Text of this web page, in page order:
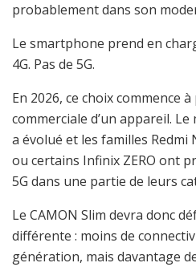
probablement dans son
Le smartphone prend en
4G. Pas de 5G.
En 2026, ce choix commence
commerciale d’un appareil.
a évolué et les familles Redmi
ou certains Infinix ZERO ont
5G dans une partie de leurs
Le CAMON Slim devra donc
différente : moins de
génération, mais davantage